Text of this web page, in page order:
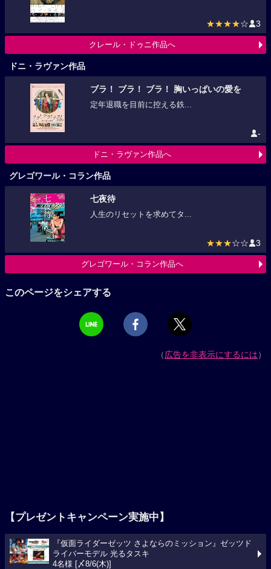
★★★★☆ 3
クレール・ドゥニ作品へ
ドニ・ラヴァン作品
ブラ！ ブラ！ ブラ！ 胸いっぱいの愛を
定年退職を目前に控える鉄...
-
ドニ・ラヴァン作品へ
グレゴワール・コラン作品
七夜待
人生のリセットを求めてタ...
★★★☆☆ 3
グレゴワール・コラン作品へ
このページをシェアする
（広告を非表示にするには）
【プレゼントキャンペーン実施中】
『仮面ライダーゼッツ さよならのミッション』ゼッツド
ライバーモデル 光るタスキ
4名様 [〆8/6(木)]